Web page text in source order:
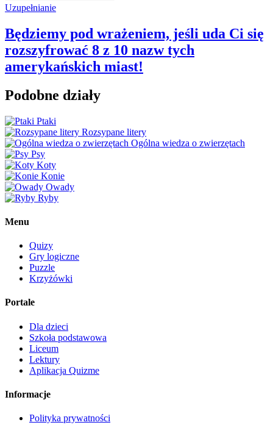
Uzupełnianie
Będziemy pod wrażeniem, jeśli uda Ci się
rozszyfrować 8 z 10 nazw tych
amerykańskich miast!
Podobne działy
Ptaki
Rozsypane litery
Ogólna wiedza o zwierzętach
Psy
Koty
Konie
Owady
Ryby
Menu
Quizy
Gry logiczne
Puzzle
Krzyżówki
Portale
Dla dzieci
Szkoła podstawowa
Liceum
Lektury
Aplikacja Quizme
Informacje
Polityka prywatności